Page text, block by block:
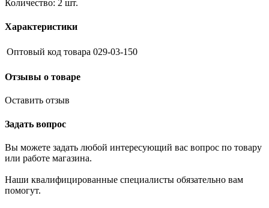
Количество: 2 шт.
Характеристики
Оптовый код товара 029-03-150
Отзывы о товаре
Оставить отзыв
Задать вопрос
Вы можете задать любой интересующий вас вопрос по товару
или работе магазина.
Наши квалифицированные специалисты обязательно вам
помогут.